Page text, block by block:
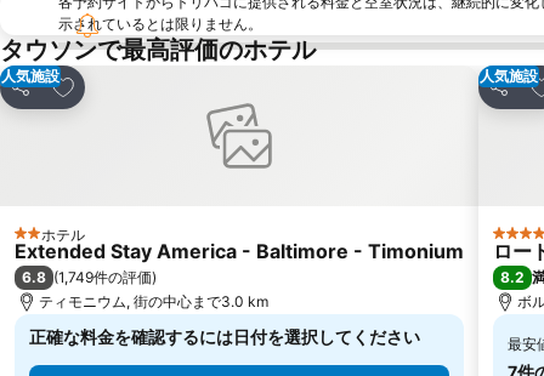
示されているとは限りません。
タウソンで最高評価のホテル
人気施設
シェア
お気に入りに追加
2 ホテルのランク
ホテル
Extended Stay America - Baltimore - Timonium
6.8 (1,749件の評価)
ティモニウム, 街の中心まで3.0 km
正確な料金を確認するには日付を選択してください
人気施設
シェア
4 ホ
ロー
8.2
ボ
最安
7件